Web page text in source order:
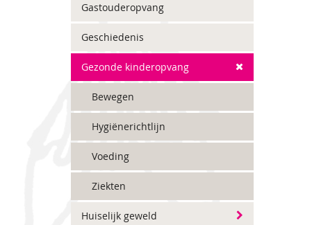
Gastouderopvang
Geschiedenis
Gezonde kinderopvang
Bewegen
Hygiënerichtlijn
Voeding
Ziekten
Huiselijk geweld